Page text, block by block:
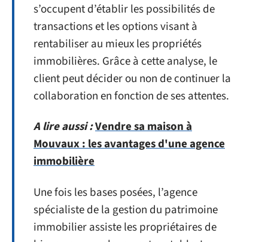
s’occupent d’établir les possibilités de
transactions et les options visant à
rentabiliser au mieux les propriétés
immobilières. Grâce à cette analyse, le
client peut décider ou non de continuer la
collaboration en fonction de ses attentes.
A lire aussi :Vendre sa maison à
Mouvaux : les avantages d'une agence
immobilière
Une fois les bases posées, l’agence
spécialiste de la gestion du patrimoine
immobilier assiste les propriétaires de